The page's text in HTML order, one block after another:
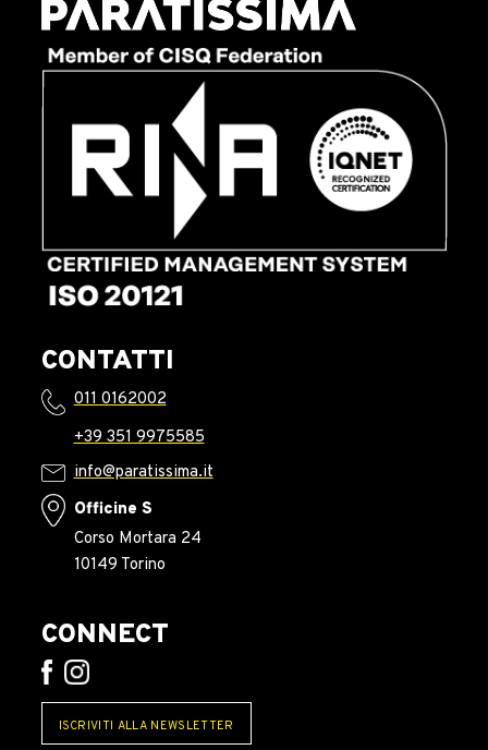
CONTATTI
011 0162002
+39 351 9975585
info@paratissima.it
Officine S
Corso Mortara 24
10149 Torino
CONNECT
ISCRIVITI ALLA NEWSLETTER